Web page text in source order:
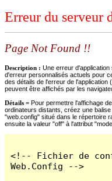
Erreur du serveur
Page Not Found !!
Description : Une erreur
d'erreur personnalisés actuels pour
des détails de l'erreur de
peuvent être affichés par les
Détails = Pour permettre l'affichage
ordinateurs distants, créez une
"web.config" situé dans le répertoire
ensuite la valeur "off" à l'attribut
<!-- Fichier de
Web.Config -->